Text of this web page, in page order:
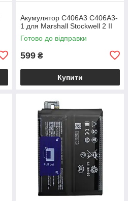
Акумулятор C406A3 C406A3-
1 для Marshall Stockwell 2 II
Готово до відправки
599 ₴
Купити